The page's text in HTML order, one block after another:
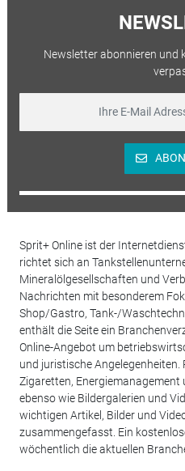
Newsletter abonnieren und
Sprit+ Online ist der
richtet sich an
Mineralölgesellschaften und
Nachrichten mit besonderem
Shop/Gastro, Tank-/
enthält die Seite ein
Online-Angebot um
und juristische Angelegenheiten.
Zigaretten, Energiemanagement
ebenso wie Bildergalerien und
wichtigen Artikel, Bilder und
zusammengefasst. Ein
wöchentlich die aktuellen